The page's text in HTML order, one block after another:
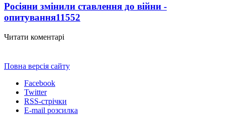
Росіяни змінили ставлення до війни -
опитування11552
Читати коментарі
Повна версія сайту
Facebook
Twitter
RSS-стрічки
E-mail розсилка